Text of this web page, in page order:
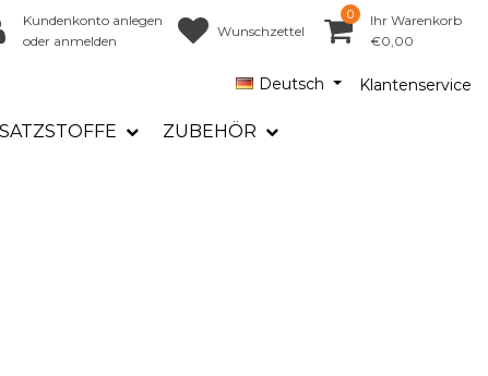
Kundenkonto anlegen
oder anmelden
Wunschzettel
0
Ihr Warenkorb
€0,00
Deutsch Klantenservice
ZUBEHÖR